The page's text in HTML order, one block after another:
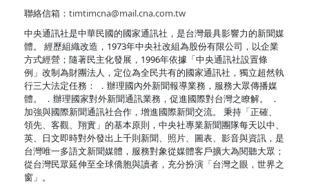
聯絡信箱： timtimcna@mail.cna.com.tw
中央通訊社是中華民國的國家通訊社，是台灣最具影響力的新聞媒
體。 經歷組織改造，1973年中央社改組為股份有限公司，以企業
方式經營；隨著民主化發展，1996年依據「中央通訊社設置條
例」改制為財團法人，定位為全民共有的國家通訊社，獨立超然執
行三大法定任務： ．辦理國內外新聞報導業務，服務大眾傳播媒
體。 ．辦理國家對外新聞通訊業務，促進國際對台灣之瞭解。 ．
加強與國際新聞通訊社合作，增進國際新聞交流。 秉持「正確、
領先、客觀、翔實」的基本原則，中央社專業新聞團隊每天以中、
英、日文即時對外發出上千則新聞、照片、圖表、影音與資訊，是
台灣唯一多語文新聞媒體，服務對象從媒體客戶擴大為閱聽大眾；
從台灣民眾延伸至全球僑胞與讀者，充分扮演「台灣之眼，世界之
窗」。